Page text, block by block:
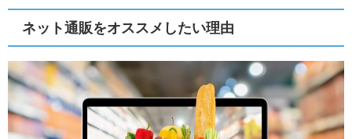
ネット通販をオススメしたい理由